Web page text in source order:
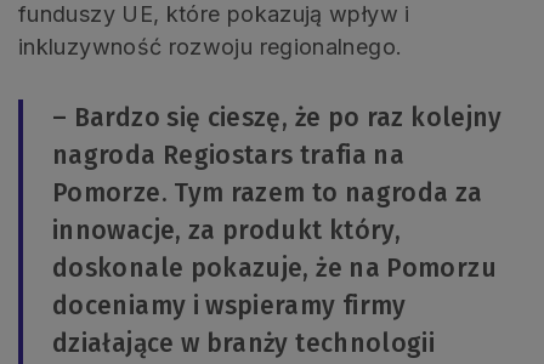
funduszy UE, które pokazują wpływ i
inkluzywność rozwoju regionalnego.
– Bardzo się cieszę, że po raz kolejny
nagroda Regiostars trafia na
Pomorze. Tym razem to nagroda za
innowacje, za produkt który,
doskonale pokazuje, że na Pomorzu
doceniamy i wspieramy firmy
działające w branży technologii